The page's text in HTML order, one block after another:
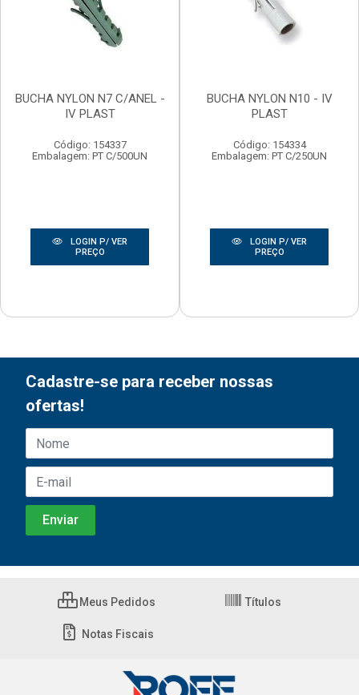
BUCHA NYLON N7 C/ANEL -
IV PLAST
Código: 154337
Embalagem: PT C/500UN
LOGIN P/ VER
PREÇO
BUCHA NYLON N10 - IV
PLAST
Código: 154334
Embalagem: PT C/250UN
LOGIN P/ VER
PREÇO
Cadastre-se para receber nossas
ofertas!
Meus Pedidos Títulos
Notas Fiscais